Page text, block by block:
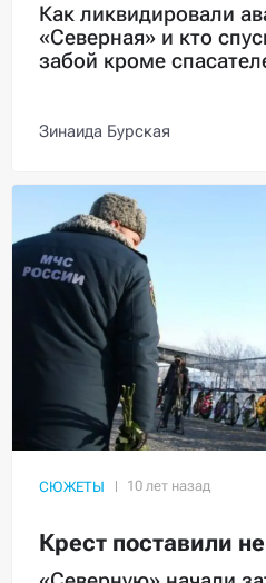
Как ликвидировали
«Северная» и кто
забой кроме
Зинаида Бурская
СЮЖЕТЫ
Крест поставили